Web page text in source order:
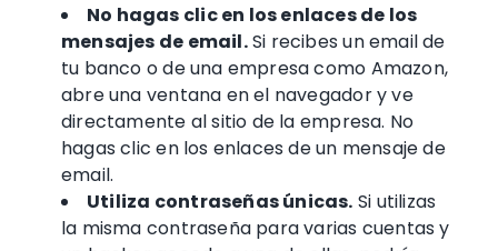
No hagas clic en los enlaces de los
mensajes de email.Si recibes un email de
tu banco o de una empresa como Amazon,
abre una ventana en el navegador y ve
directamente al sitio de la empresa. No
hagas clic en los enlaces de un mensaje de
email.
Utiliza contraseñas únicas. Si utilizas
la misma contraseña para varias cuentas y